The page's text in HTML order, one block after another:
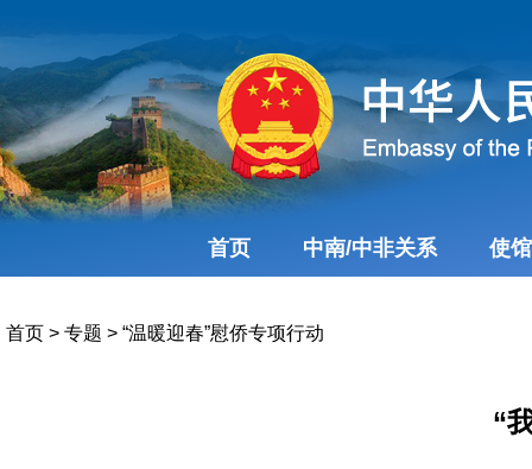
首页 中南/中非关系 使
首页 > 专题 > “温暖迎春”慰侨专项行动
“